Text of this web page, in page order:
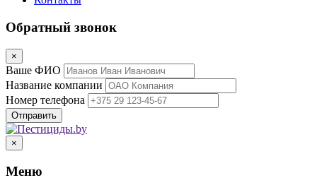
Обратный звонок
×
Ваше ФИО
Название компании
Номер телефона
×
Меню